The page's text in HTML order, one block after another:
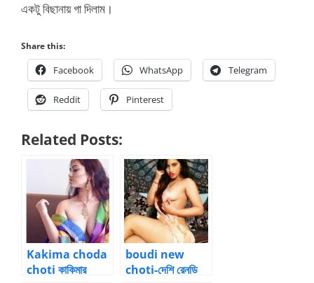
একটু বিছানায় গা দিলাম।
Share this:
Facebook WhatsApp Telegram
Reddit Pinterest
Related Posts:
Kakima choda
choti কাকিমার
boudi new
choti-দেশি রেনডি